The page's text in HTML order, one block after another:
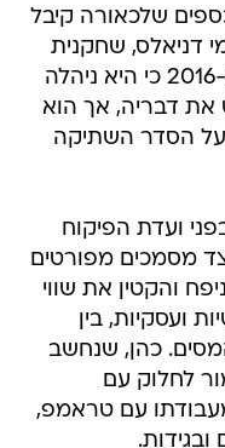
שלכאורה קיבל
דניאלס, שחקנית
הפורנו שטענה לפני הבחירות ב-2016 כי היא ניהלה
את דבריה, אך הוא
על הסדר השתיקה
ועדת הפיקוח
מסמכים מפורטים
והקטין את שווי
ועסקיות, בין
כהן, שנחשב
לחלוק עם
עם טראמפ,